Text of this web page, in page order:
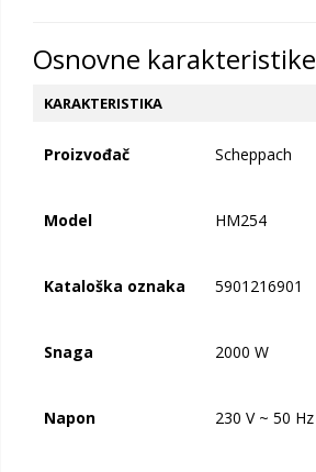
Osnovne karakteristike
KARAKTERISTIKA
Proizvođač Scheppach
Model HM254
Kataloška oznaka 5901216901
Snaga 2000 W
Napon 230 V ~ 50 Hz